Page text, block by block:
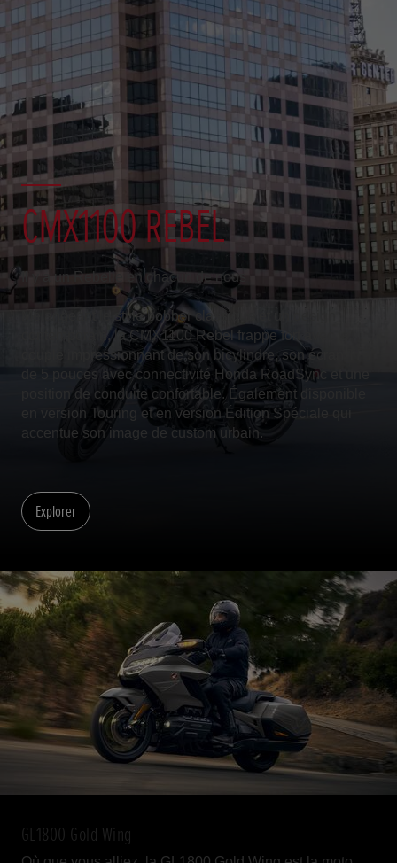
CMX1100 REBEL
Il y a un Rebelle en chacun de nous
Mélangeant le style bobber classique et un design
contemporain, la CMX1100 Rebel frappe fort avec le
couple impressionnant de son bicylindre, son écran TFT
de 5 pouces avec connectivité Honda RoadSync et une
position de conduite confortable. Également disponible
en version Touring et en version Édition Spéciale qui
accentue son image de custom urbain.
Explorer
GL1800 Gold Wing